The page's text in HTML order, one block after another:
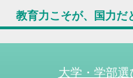
教育力こそが、国力だ
大学・学部